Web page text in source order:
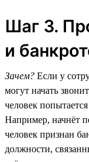
Шаг 3.
и
Зачем? Если у
могут начать
человек
Например, начнёт
человек признан
должности,